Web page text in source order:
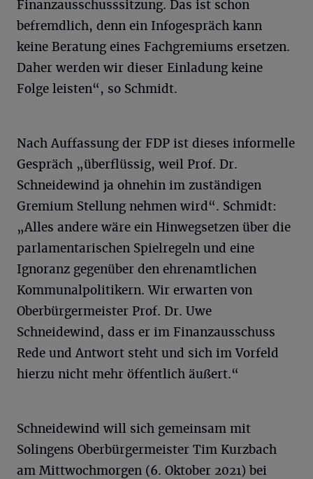
Finanzausschusssitzung. Das ist schon
befremdlich, denn ein Infogespräch kann
keine Beratung eines Fachgremiums ersetzen.
Daher werden wir dieser Einladung keine
Folge leisten“, so Schmidt.
Nach Auffassung der FDP ist dieses informelle
Gespräch „überflüssig, weil Prof. Dr.
Schneidewind ja ohnehin im zuständigen
Gremium Stellung nehmen wird“. Schmidt:
„Alles andere wäre ein Hinwegsetzen über die
parlamentarischen Spielregeln und eine
Ignoranz gegenüber den ehrenamtlichen
Kommunalpolitikern. Wir erwarten von
Oberbürgermeister Prof. Dr. Uwe
Schneidewind, dass er im Finanzausschuss
Rede und Antwort steht und sich im Vorfeld
hierzu nicht mehr öffentlich äußert.“
Schneidewind will sich gemeinsam mit
Solingens Oberbürgermeister Tim Kurzbach
am Mittwochmorgen (6. Oktober 2021) bei